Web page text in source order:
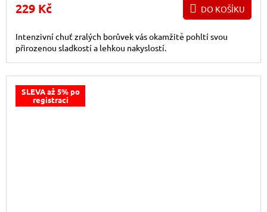
229 Kč DO KOŠÍKU
Intenzivní chuť zralých borůvek vás okamžitě pohltí svou
přirozenou sladkostí a lehkou nakyslostí.
SLEVA až 5% po
registraci